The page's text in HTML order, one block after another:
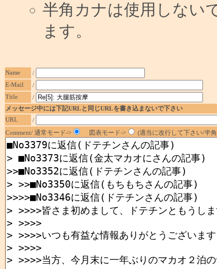
半角カナは使用しない
ます。
Name
/
E-Mail
/
Title
/
メッセージ中には下記URLと同じURLを書き込まないで下さい
URL
/
Comment/ 通常モード->
図表モード-> (適当に改行して下さい/半